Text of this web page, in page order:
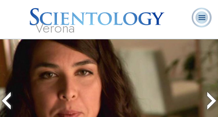
Verona
L. Ron Hubbard:
Fondatore
Che cos’è
Scientology?